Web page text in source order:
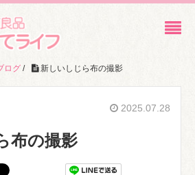
ログ / 新しいしじら布の撮影
2025.07.28
布の撮影